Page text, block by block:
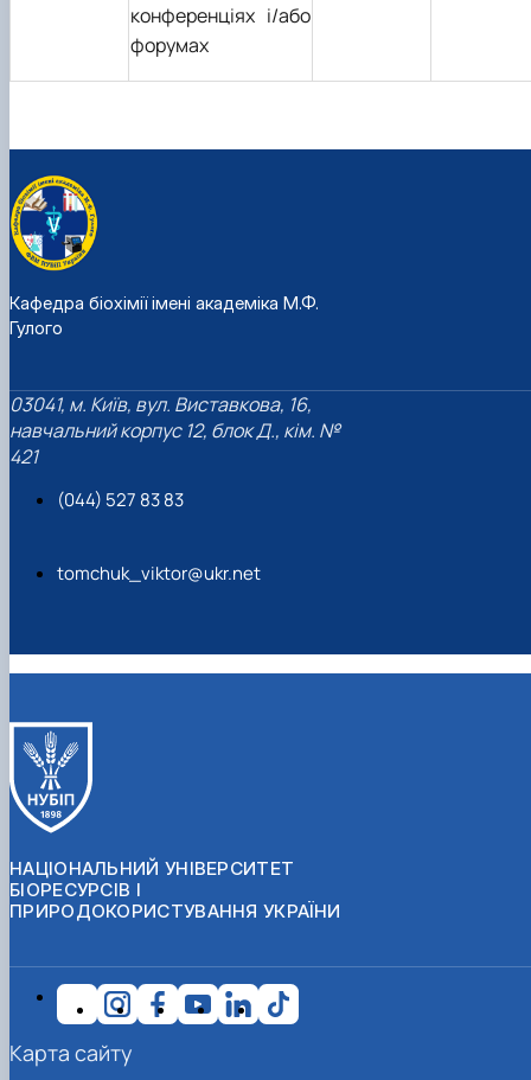
конференціях і/або
форумах
Кафедра біохімії імені академіка М.Ф.
Гулого
03041, м. Київ, вул. Виставкова, 16,
навчальний корпус 12, блок Д., кім. №
421
(044) 527 83 83
tomchuk_viktor@ukr.net
НАЦІОНАЛЬНИЙ УНІВЕРСИТЕТ
БІОРЕСУРСІВ І
ПРИРОДОКОРИСТУВАННЯ УКРАЇНИ
Карта сайту